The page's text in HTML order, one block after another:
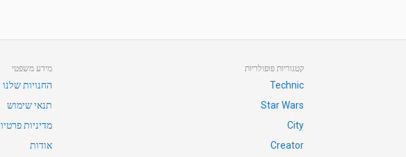
קטגוריות פופולריות
Technic
Star Wars
City
Creator
מידע משפטי
החנויות שלנו
תנאי שימוש
מדיניות
אודות